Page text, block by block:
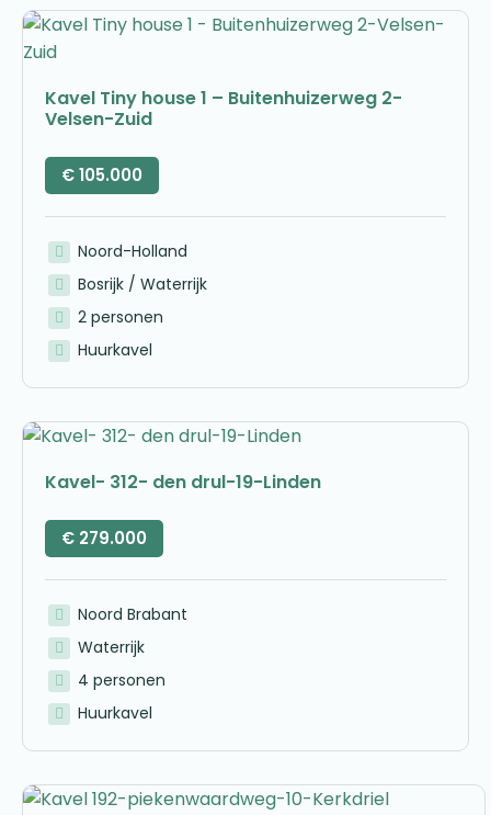
Kavel Tiny house 1 – Buitenhuizerweg 2-
Velsen-Zuid
€105.000
Noord-Holland
Bosrijk / Waterrijk
2 personen
Huurkavel
Kavel- 312- den drul-19-Linden
€ 279.000
Noord Brabant
Waterrijk
4 personen
Huurkavel